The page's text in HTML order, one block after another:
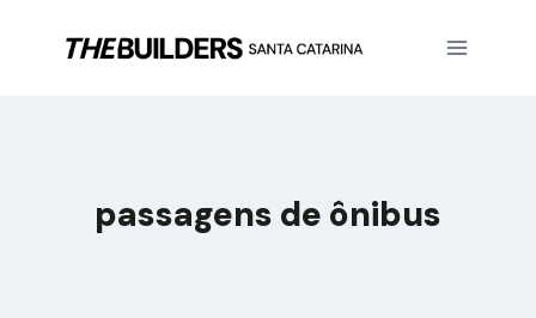
passagens de ônibus